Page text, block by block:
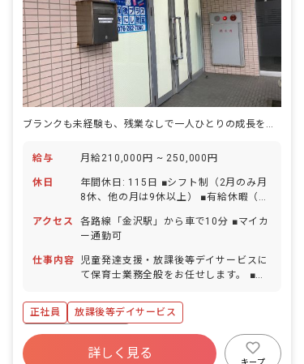
給与 月給210,000円 ~ 250,000円
休日
年間休日: 115日 ■シフト制（2月のみ月
8休、他の月は9休以上） ■有給休暇（取
末年始休暇 ■夏季休暇 ■ゴールデンウィ
ーク ■慶弔休暇 ■産前産後・育児休暇
（取得率100%・復帰率100％） ■介護休
暇 ■看護休暇
アクセス
各路線「金沢駅」から車で10分 ■マイカ
ー通勤可
仕事内容
児童発達支援・放課後等デイサービスに
て保育士業務全般をお任せします。 ■具
様を対象としたサポート ・運動、勉強、
ソーシャルスキルの訓練およびサポート
など
正社員
放課後等デイサービス
ボーナス・賞与あり
寮・住宅・家賃補助あり
社会保険完備
詳しく見る
キープ